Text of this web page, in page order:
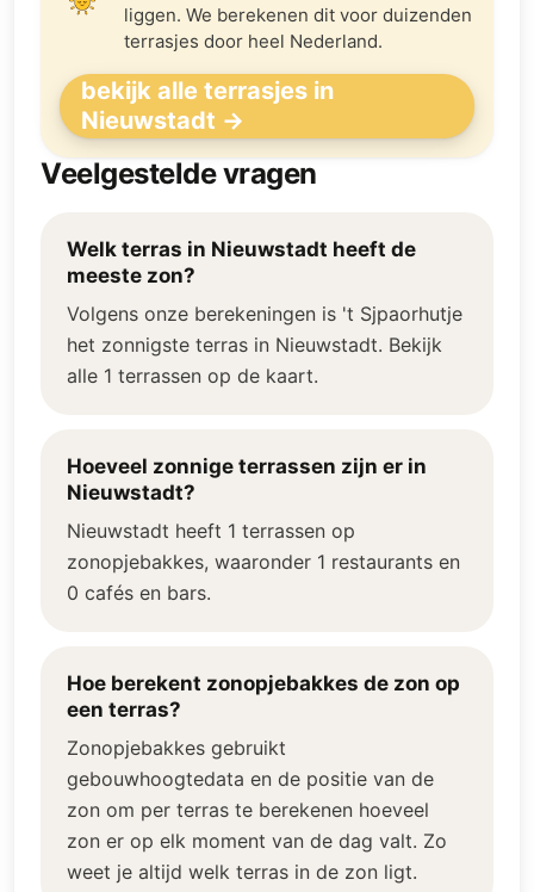
liggen. We berekenen dit voor duizenden
terrasjes door heel Nederland.
bekijk alle terrasjes in
Nieuwstadt →
Veelgestelde vragen
Welk terras in Nieuwstadt heeft de
meeste zon?
Volgens onze berekeningen is 't Sjpaorhutje
het zonnigste terras in Nieuwstadt. Bekijk
alle 1 terrassen op de kaart.
Hoeveel zonnige terrassen zijn er in
Nieuwstadt?
Nieuwstadt heeft 1 terrassen op
zonopjebakkes, waaronder 1 restaurants en
0 cafés en bars.
Hoe berekent zonopjebakkes de zon op
een terras?
Zonopjebakkes gebruikt
gebouwhoogtedata en de positie van de
zon om per terras te berekenen hoeveel
zon er op elk moment van de dag valt. Zo
weet je altijd welk terras in de zon ligt.